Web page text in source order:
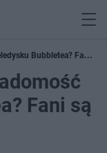
Bubbletea? Fani są
Fani są